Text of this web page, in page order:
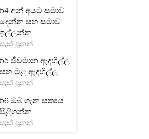
54 අන් අයට සමාව
දෙන්න සහ සමාව
ඉල්ලන්න
සැක් පූනන්
55 ජීවමාන ඇදහිල්ල
සහ මළ ඇදහිල්ල
සැක් පූනන්
56 ඔබ ගැන සත්‍යය
පිළිගන්න
සැක් පූනන්